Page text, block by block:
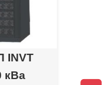
INVT
кВа